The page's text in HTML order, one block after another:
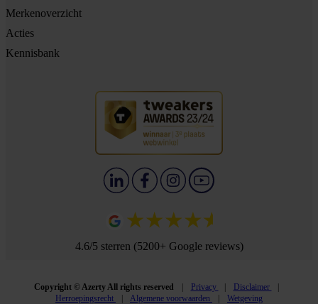
Merkenoverzicht
Acties
Kennisbank
4.6/5 sterren (5200+ Google reviews)
Copyright © Azerty All rights reserved Privacy
Disclaimer
Herroepingsrecht
Algemene voorwaarden Wetgeving